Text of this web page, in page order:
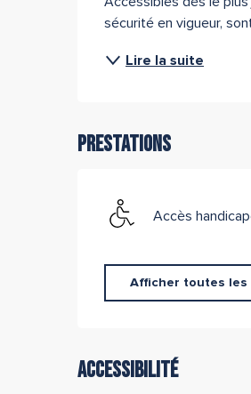
sécurité en vigueur,
Lire la suite
Prestations
Accès
Afficher toutes
Accessibilité